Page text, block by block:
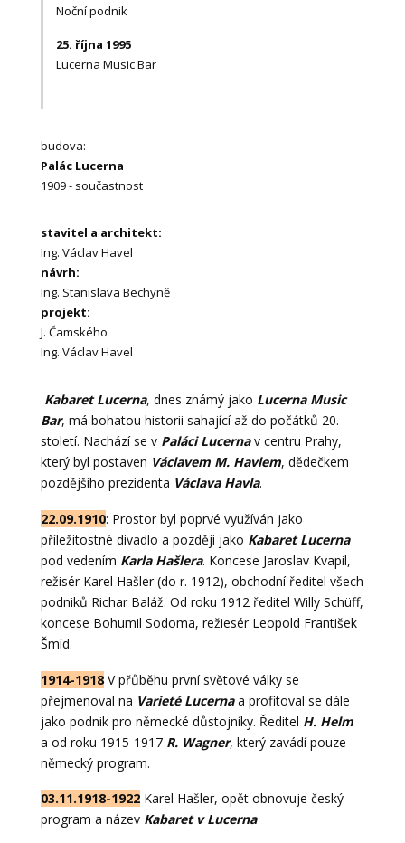
Noční podnik
25. října 1995
Lucerna Music Bar
budova:
Palác Lucerna
1909 - součastnost
stavitel a architekt:
Ing. Václav Havel
návrh:
Ing. Stanislava Bechyně
projekt:
J. Čamského
Ing. Václav Havel
Kabaret Lucerna, dnes známý jako Lucerna Music
Bar, má bohatou historii sahající až do počátků 20.
století. Nachází se v Paláci Lucernav centru Prahy,
který byl postaven Václavem M. Havlem, dědečkem
pozdějšího prezidenta Václava Havla.
22.09.1910: Prostor byl poprvé využíván jako
příležitostné divadlo a později jako Kabaret Lucerna
pod vedením Karla Hašlera. Koncese Jaroslav Kvapil,
režisér Karel Hašler (do r. 1912), obchodní ředitel všech
podniků Richar Baláž. Od roku 1912 ředitel Willy Schüff,
koncese Bohumil Sodoma, režiesér Leopold František
Šmíd.
1914-1918V přůběhu první světové války se
přejmenoval na Varieté Lucernaa profitoval se dále
jako podnik pro německé důstojníky. Ředitel H. Helm
a od roku 1915-1917 R. Wagner, který zavádí pouze
německý program.
03.11.1918-1922Karel Hašler, opět obnovuje český
program a název Kabaret v Lucerna